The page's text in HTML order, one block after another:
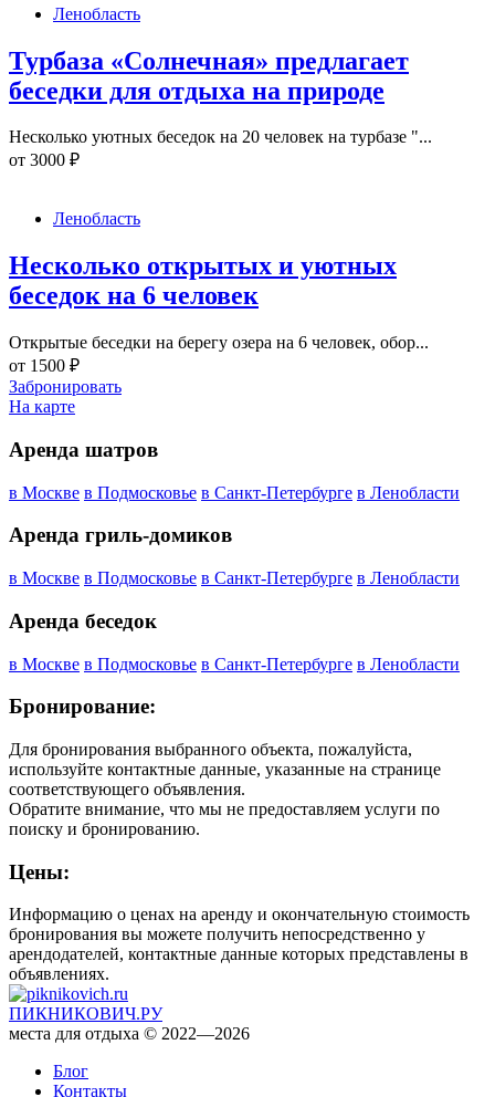
Ленобласть
Турбаза «Солнечная» предлагает
беседки для отдыха на природе
Несколько уютных беседок на 20 человек на турбазе "...
от 3000 ₽
Ленобласть
Несколько открытых и уютных
беседок на 6 человек
Открытые беседки на берегу озера на 6 человек, обор...
от 1500 ₽
Забронировать
На карте
Аренда шатров
в Москве в Подмосковье в Санкт-Петербурге в Ленобласти
Аренда гриль-домиков
в Москве в Подмосковье в Санкт-Петербурге в Ленобласти
Аренда беседок
в Москве в Подмосковье в Санкт-Петербурге в Ленобласти
Бронирование:
Для бронирования выбранного объекта, пожалуйста,
используйте контактные данные, указанные на странице
соответствующего объявления.
Обратите внимание, что мы не предоставляем услуги по
поиску и бронированию.
Цены:
Информацию о ценах на аренду и окончательную стоимость
бронирования вы можете получить непосредственно у
арендодателей, контактные данные которых представлены в
объявлениях.
ПИКНИКОВИЧ.РУ
места для отдыха © 2022—2026
Блог
Контакты